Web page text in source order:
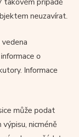
neuzavírat.
o
Informace
může podat
nicméně